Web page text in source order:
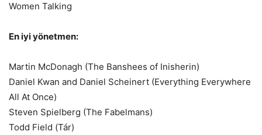
Women Talking
En iyi yönetmen:
Martin McDonagh (The Banshees of Inisherin)
Daniel Kwan and Daniel Scheinert (Everything Everywhere
All At Once)
Steven Spielberg (The Fabelmans)
Todd Field (Tár)